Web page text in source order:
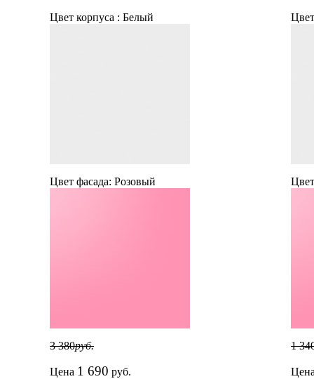
Цвет корпуса : Белый
Цвет фасада: Розовый
3 380руб.
Цена 1 690 руб.
1